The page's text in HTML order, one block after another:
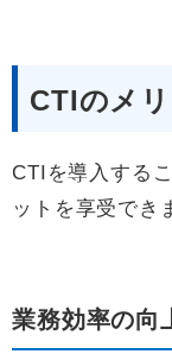
CTIのメ
CTIを導入する
ットを享受でき
業務効率の向